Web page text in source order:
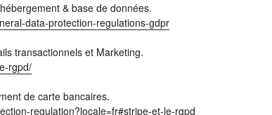
& base de données.
data-protection-regulations-gdpr
transactionnels et Marketing.
rgpd/
de carte bancaires.
regulation?locale=fr#stripe-et-le-rgpd